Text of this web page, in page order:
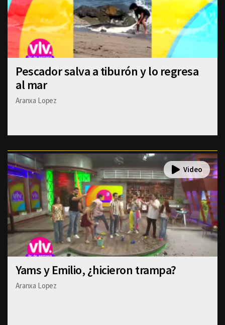
Pescador salva a tiburón y lo regresa
al mar
Aranxa Lopez
Yams y Emilio, ¿hicieron trampa?
Aranxa Lopez